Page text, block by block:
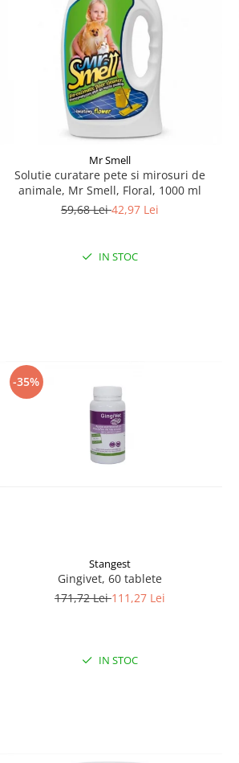
Mr Smell
Solutie curatare pete si mirosuri de
animale, Mr Smell, Floral, 1000 ml
59,68 Lei42,97 Lei
IN STOC
-35%
Stangest
Gingivet, 60 tablete
171,72 Lei111,27 Lei
IN STOC